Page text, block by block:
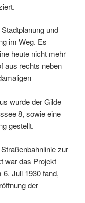
und
im Weg. Es
heute nicht mehr
aus rechts neben
wurde der Gilde
8, sowie eine
gestellt.
zur
war das Projekt
Juli 1930 fand,
der